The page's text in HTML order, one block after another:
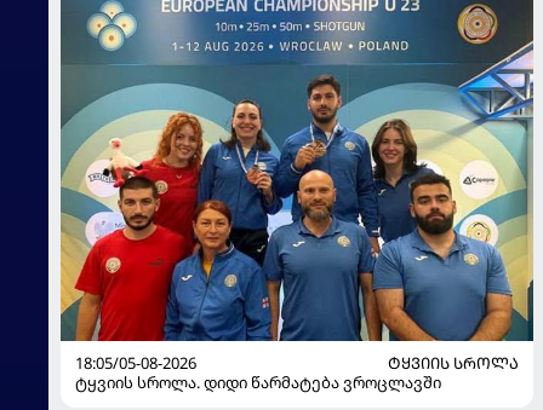
18:05/05-08-2026
ᲢᲧᲕᲘᲘᲡ ᲡᲠᲝᲚᲐ
ტყვიის სროლა. დიდი წარმატება ვროცლავში